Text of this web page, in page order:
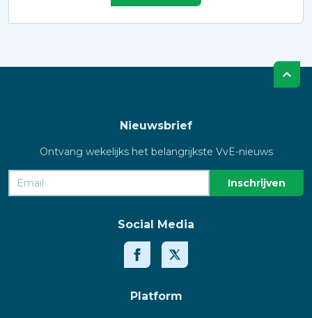
Nieuwsbrief
Ontvang wekelijks het belangrijkste VvE-nieuws
Social Media
Platform